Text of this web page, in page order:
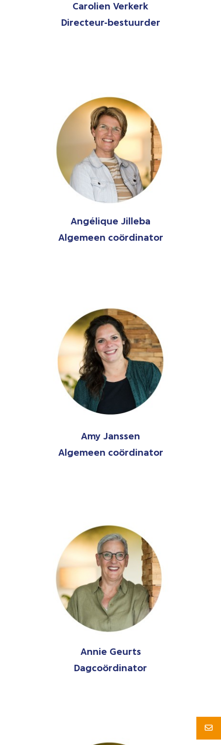
Carolien Verkerk
Directeur-bestuurder
Angélique Jilleba
Algemeen coördinator
Amy Janssen
Algemeen coördinator
Annie Geurts
Dagcoördinator